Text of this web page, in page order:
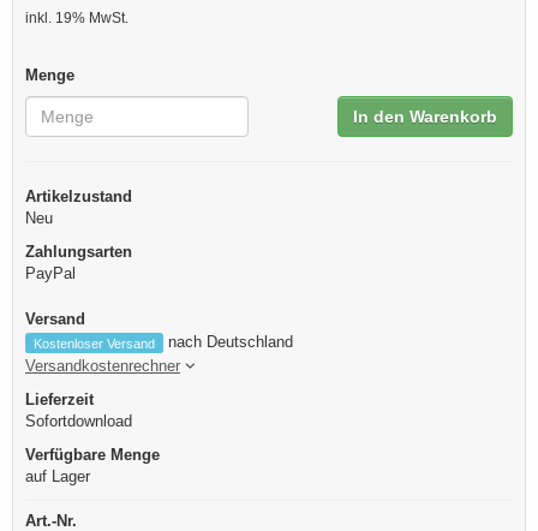
inkl. 19% MwSt.
Menge
In den Warenkorb
Artikelzustand
Neu
Zahlungsarten
PayPal
Versand
Kostenloser Versand
nach Deutschland
Versandkostenrechner
Lieferzeit
Sofortdownload
Verfügbare Menge
auf Lager
Art.-Nr.